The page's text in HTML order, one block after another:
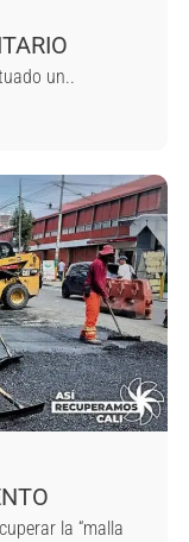
un..
la “malla